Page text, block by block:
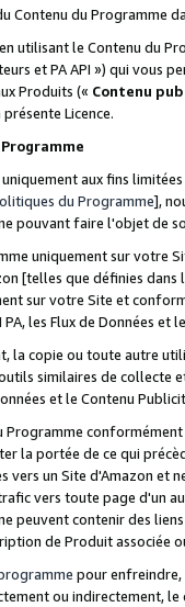
Contenu du Programme
utilisant le Contenu du
et PA API ») qui vous
Produits (« Contenu
Licence.
aux fins
du Programme],
pouvant faire l'objet de
uniquement sur votre
[telles que définies dans
sur votre Site et
PA, les Flux de Données
la copie ou toute autre
similaires de
et le Contenu
Programme
la portée de ce qui
vers un Site d'Amazon et
vers toute page d'un
peuvent contenir des
de Produit associée
pour
ou indirectement,